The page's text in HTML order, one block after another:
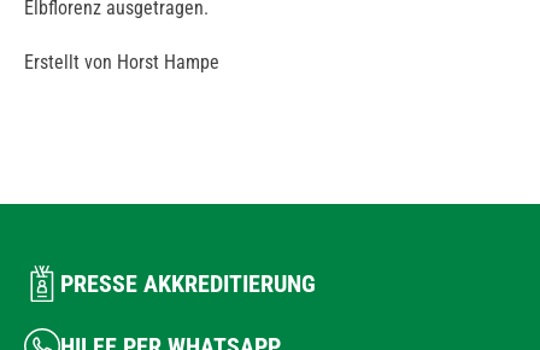
Elbflorenz ausgetragen.
Erstellt von Horst Hampe
PRESSE AKKREDITIERUNG